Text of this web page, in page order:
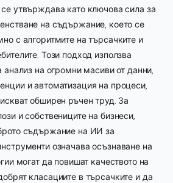
се утвърждава като ключова сила за
на съдържание, което се
с алгоритмите на търсачките и
Този подход използва
анализ на огромни масиви от данни,
и автоматизация на процеси,
обширен ръчен труд. За
и собствениците на бизнеси,
съдържание на ИИ за
означава осъзнаване на
могат да повишат качеството на
класациите в търсачките и да